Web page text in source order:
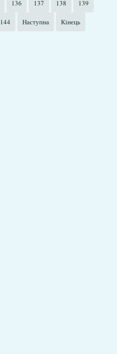
136 137 138 139
144 Наступна Кінець